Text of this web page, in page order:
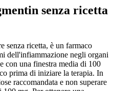
senza ricetta
senza ricetta, è un farmaco
dell'infiammazione negli organi
con una finestra media di 100
prima di iniziare la terapia. In
raccomandata e non superare